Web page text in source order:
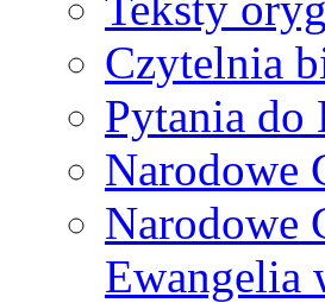
Czytelnia
Pytania
Narodowe
Narodowe
Ewangelia